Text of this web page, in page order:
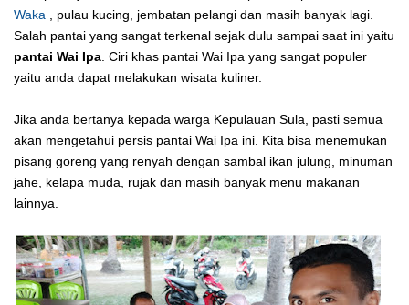
Waka , pulau kucing, jembatan pelangi dan masih banyak lagi.
Salah pantai yang sangat terkenal sejak dulu sampai saat ini yaitu
pantai Wai Ipa . Ciri khas pantai Wai Ipa yang sangat populer
yaitu anda dapat melakukan wisata kuliner.
Jika anda bertanya kepada warga Kepulauan Sula, pasti semua
akan mengetahui persis pantai Wai Ipa ini. Kita bisa menemukan
pisang goreng yang renyah dengan sambal ikan julung, minuman
jahe, kelapa muda, rujak dan masih banyak menu makanan
lainnya.